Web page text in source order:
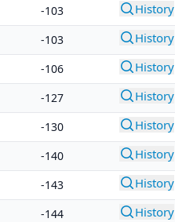
-103 History
-103 History
-106 History
-127 History
-130 History
-140 History
-143 History
-144 History